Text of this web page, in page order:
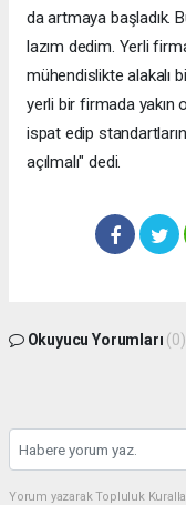
da artmaya başladık.
lazım dedim. Yerli
mühendislikte alakalı
yerli bir firmada yakın
ispat edip
açılmalı" dedi.
Okuyucu Yorumları (0)
Yorum yazarak Topluluk